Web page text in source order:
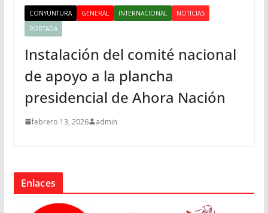
CONYUNTURA GENERAL INTERNACIONAL
NOTICIAS
PORTADA
Instalación del comité nacional
de apoyo a la plancha
presidencial de Ahora Nación
febrero 13, 2026 admin
Enlaces